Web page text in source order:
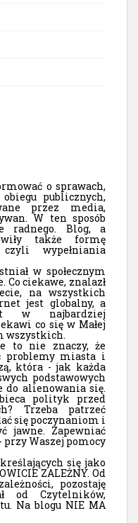
o sprawach,
publicznych,
przez media,
W ten sposób
radnego. Blog, a
także formę
wypełniania
w społecznym
Co ciekawe, znalazł
na wszystkich
jest globalny, a
w najbardziej
co się w Małej
wszystkich.
to nie znaczy, że
problemy miasta i
która - jak każda
podstawowych
do alienowania się.
polityk przed
Trzeba patrzeć
się poczynaniom i
jawne. Zapewniać
Waszej pomocy
się jako
ZALEŻNY. Od
pozostaję
od Czytelników,
Na blogu NIE MA